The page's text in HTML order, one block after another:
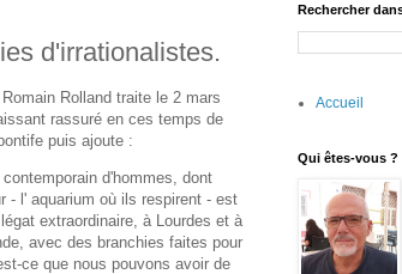
d'irrationalistes.
Rolland traite le 2 mars
rassuré en ces temps de
puis ajoute :
d'hommes, dont
- l' aquarium où ils respirent - est
extraordinaire, à Lourdes et à
avec des branchies faites pour
ce que nous pouvons avoir de
Rechercher
Accueil
Qui êtes-vous ?